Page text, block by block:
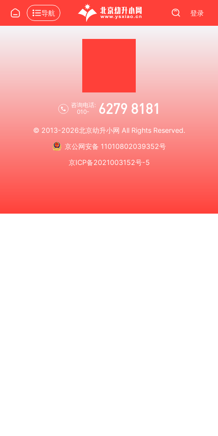
导航 登录
咨询电话:
010-
6279 8181
© 2013-2026北京幼升小网 All Rights Reserved.
京公网安备 11010802039352号
京ICP备2021003152号-5